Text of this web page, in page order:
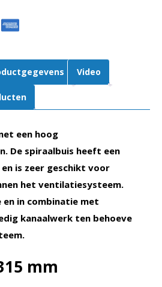
Video
een hoog
De spiraalbuis heeft een
is zeer geschikt voor
het ventilatiesysteem.
en in combinatie met
kanaalwerk ten behoeve
mm